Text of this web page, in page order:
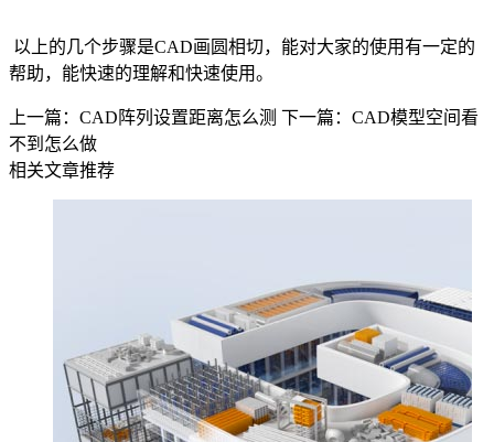
以上的几个步骤是CAD画圆相切，能对大家的使用有一定的
帮助，能快速的理解和快速使用。
上一篇：CAD阵列设置距离怎么测 下一篇：CAD模型空间看
不到怎么做
相关文章推荐